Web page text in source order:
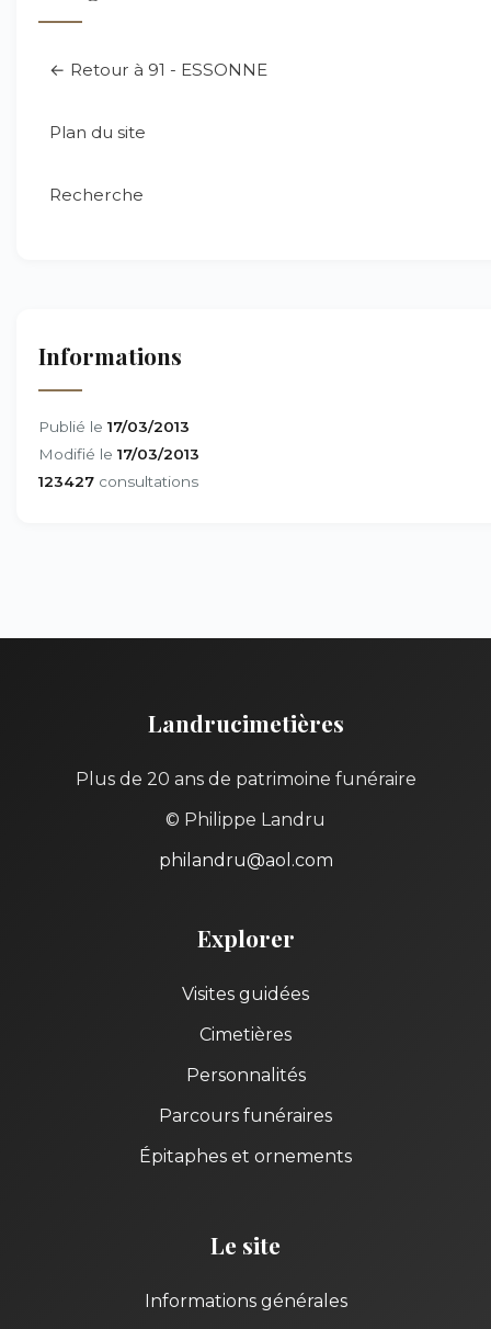
← Retour à 91 - ESSONNE
Plan du site
Recherche
Informations
Publié le 17/03/2013
Modifié le 17/03/2013
123427 consultations
Landrucimetières
Plus de 20 ans de patrimoine funéraire
© Philippe Landru
philandru@aol.com
Explorer
Visites guidées
Cimetières
Personnalités
Parcours funéraires
Épitaphes et ornements
Le site
Informations générales